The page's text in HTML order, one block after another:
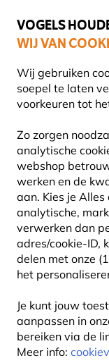
VOGELS
WIJ VAN
Wij gebruiken
soepel te laten
voorkeuren tot
Zo zorgen
analytische
webshop
werken en de
aan. Kies je
analytische,
verwerken dan
adres/cookie-ID,
delen met onze
het
Je kunt jouw
aanpassen in
bereiken via de
Meer info:
15% KORTING